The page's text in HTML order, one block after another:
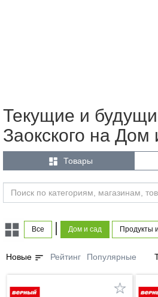
Текущие и
Заокского на Дом
 Товары
Все Дом и сад Продукты
Новые sort Рейтинг Популярные